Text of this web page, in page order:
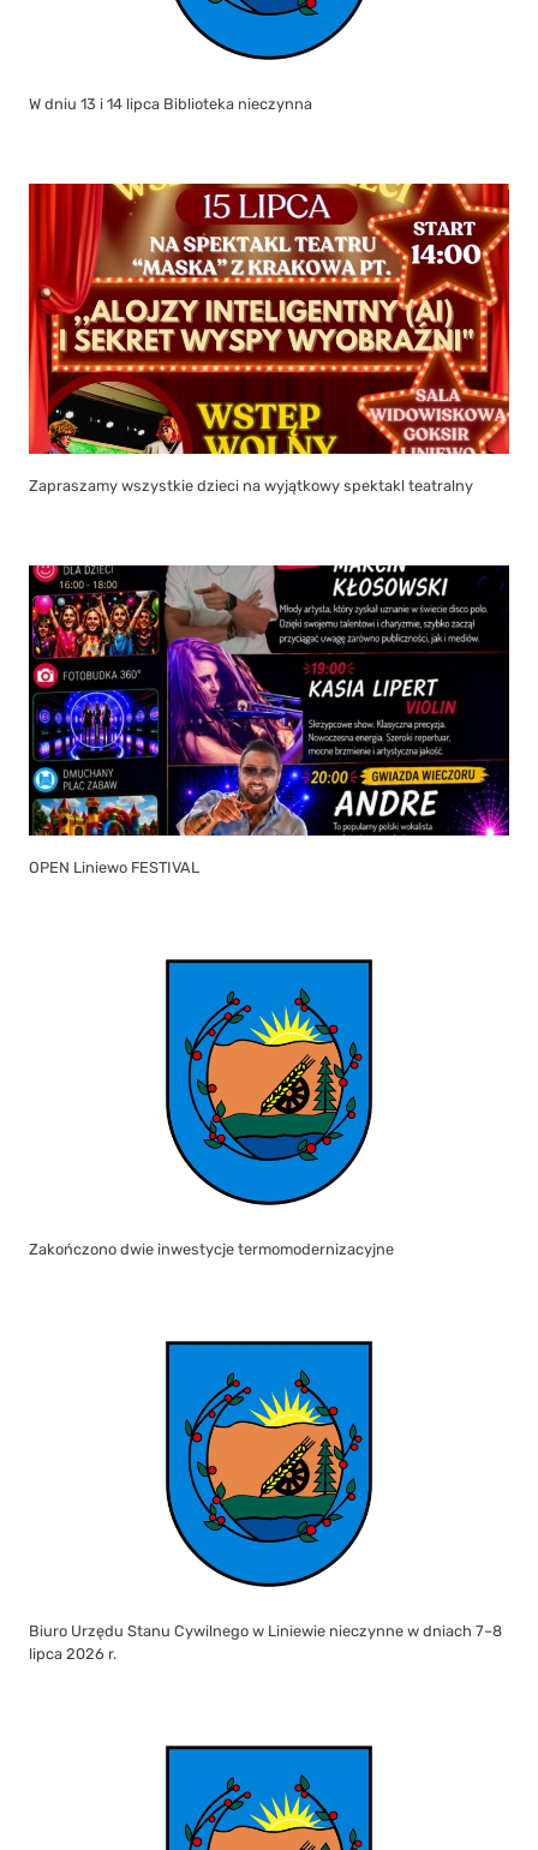
W dniu 13 i 14 lipca Biblioteka nieczynna
Zapraszamy wszystkie dzieci na wyjątkowy spektakl teatralny
OPEN Liniewo FESTIVAL
Zakończono dwie inwestycje termomodernizacyjne
Biuro Urzędu Stanu Cywilnego w Liniewie nieczynne w dniach 7–8
lipca 2026 r.